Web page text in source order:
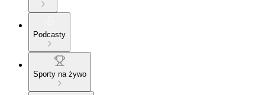
Podcasty
Sporty na żywo